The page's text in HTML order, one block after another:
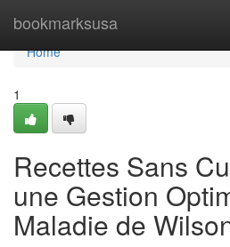
bookmarksusa
Home
Home
1
Recettes Sans
une Gestion
Maladie de